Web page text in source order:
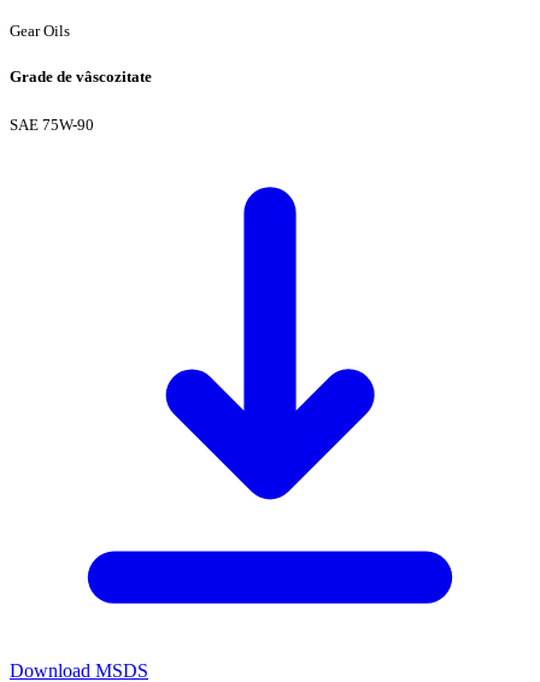
Gear Oils
Grade de vâscozitate
SAE 75W-90
Download MSDS